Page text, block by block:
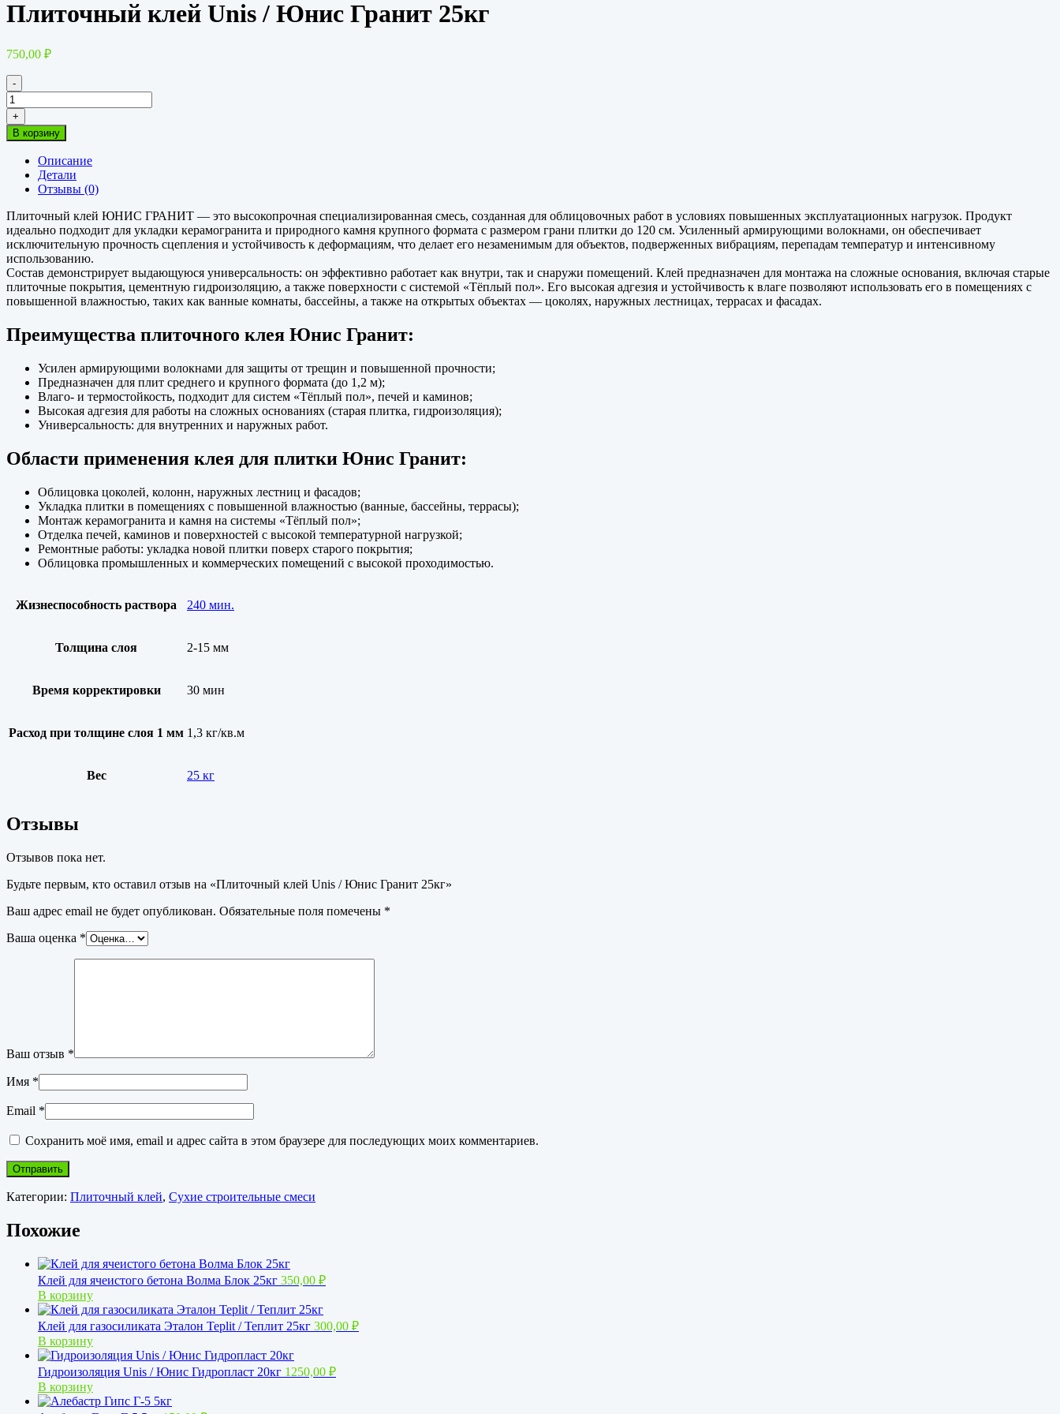
Плиточный клей Unis / Юнис Гранит 25кг
750,00 ₽
-
Количество
товара
Плиточный
клей
Гранит
25кг
+
В корзину
Описание
Детали
Отзывы (0)
Плиточный клей ЮНИС ГРАНИТ — это высокопрочная специализированная смесь, созданная для облицовочных работ в условиях повышенных эксплуатационных нагрузок. Продукт
идеально подходит для укладки керамогранита и природного камня крупного формата с размером грани плитки до 120 см. Усиленный армирующими волокнами, он обеспечивает
исключительную прочность сцепления и устойчивость к деформациям, что делает его незаменимым для объектов, подверженных вибрациям, перепадам температур и интенсивному
использованию.
Состав демонстрирует выдающуюся универсальность: он эффективно работает как внутри, так и снаружи помещений. Клей предназначен для монтажа на сложные основания, включая старые
плиточные покрытия, цементную гидроизоляцию, а также поверхности с системой «Тёплый пол». Его высокая адгезия и устойчивость к влаге позволяют использовать его в помещениях с
повышенной влажностью, таких как ванные комнаты, бассейны, а также на открытых объектах — цоколях, наружных лестницах, террасах и фасадах.
Преимущества плиточного клея Юнис Гранит:
Усилен армирующими волокнами для защиты от трещин и повышенной прочности;
Предназначен для плит среднего и крупного формата (до 1,2 м);
Влаго- и термостойкость, подходит для систем «Тёплый пол», печей и каминов;
Высокая адгезия для работы на сложных основаниях (старая плитка, гидроизоляция);
Универсальность: для внутренних и наружных работ.
Области применения клея для плитки Юнис Гранит:
Облицовка цоколей, колонн, наружных лестниц и фасадов;
Укладка плитки в помещениях с повышенной влажностью (ванные, бассейны, террасы);
Монтаж керамогранита и камня на системы «Тёплый пол»;
Отделка печей, каминов и поверхностей с высокой температурной нагрузкой;
Ремонтные работы: укладка новой плитки поверх старого покрытия;
Облицовка промышленных и коммерческих помещений с высокой проходимостью.
Жизнеспособность раствора 240 мин.
Толщина слоя 2-15 мм
Время корректировки 30 мин
Расход при толщине слоя 1 мм 1,3 кг/кв.м
Вес 25 кг
Отзывы
Отзывов пока нет.
Будьте первым, кто оставил отзыв на «Плиточный клей Unis / Юнис Гранит 25кг»
Ваш адрес email не будет опубликован. Обязательные поля помечены *
Ваша оценка *
Ваш отзыв *
Имя *
Email *
Сохранить моё имя, email и адрес сайта в этом браузере для последующих моих комментариев.
Категории: Плиточный клей, Сухие строительные смеси
Похожие
Клей для ячеистого бетона Волма Блок 25кг 350,00 ₽
В корзину
Клей для газосиликата Эталон Teplit / Теплит 25кг 300,00 ₽
В корзину
Гидроизоляция Unis / Юнис Гидропласт 20кг 1250,00 ₽
В корзину